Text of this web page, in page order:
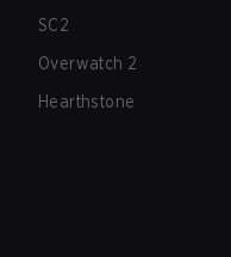
SC2
Overwatch 2
Hearthstone